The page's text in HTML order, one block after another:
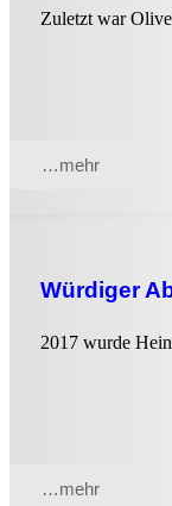
Zuletzt war
…mehr
Würdiger
2017 wurde
…mehr